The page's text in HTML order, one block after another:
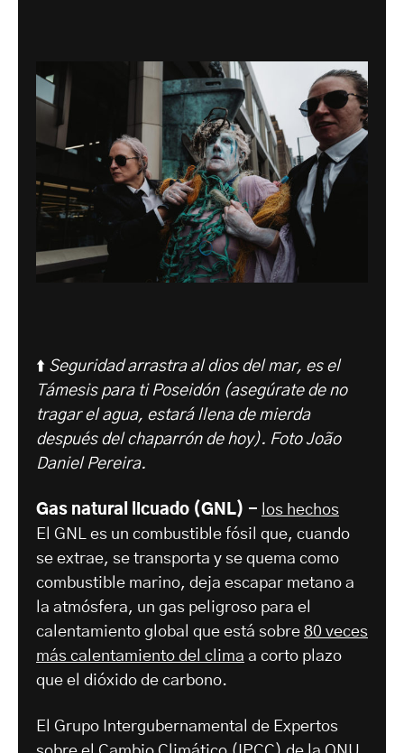
⬆️ Seguridad arrastra al dios del mar, es el
Támesis para ti Poseidón (asegúrate de no
tragar el agua, estará llena de mierda
después del chaparrón de hoy). Foto João
Daniel Pereira.
Gas natural licuado (GNL) - los hechos
El GNL es un combustible fósil que, cuando
se extrae, se transporta y se quema como
combustible marino, deja escapar metano a
la atmósfera, un gas peligroso para el
calentamiento global que está sobre 80 veces
más calentamiento del clima a corto plazo
que el dióxido de carbono.
El Grupo Intergubernamental de Expertos